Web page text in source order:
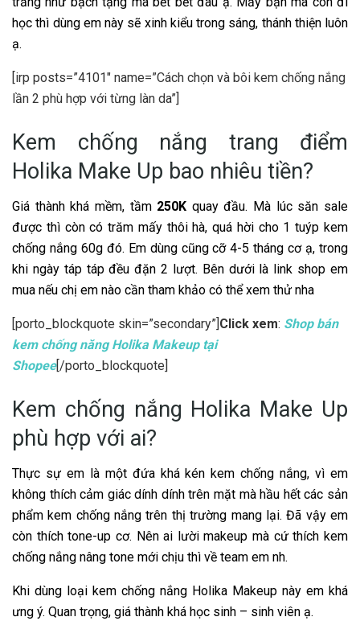
học thì dùng em này sẽ xinh kiểu trong sáng, thánh thiện luôn
ạ.
[irp posts=”4101″ name=”Cách chọn và bôi kem chống nắng
lần 2 phù hợp với từng làn da”]
Kem chống nắng trang điểm
Holika Make Up bao nhiêu tiền?
Giá thành khá mềm, tầm 250K quay đầu. Mà lúc săn sale
được thì còn có trăm mấy thôi hà, quá hời cho 1 tuýp kem
chống nắng 60g đó. Em dùng cũng cỡ 4-5 tháng cơ ạ, trong
khi ngày táp táp đều đặn 2 lượt. Bên dưới là link shop em
mua nếu chị em nào cần tham khảo có thể xem thử nha
[porto_blockquote skin=”secondary”]Click xem: Shop bán
kem chống năng Holika Makeup tại
Shopee[/porto_blockquote]
Kem chống nắng Holika Make Up
phù hợp với ai?
Thực sự em là một đứa khá kén kem chống nắng, vì em
không thích cảm giác dính dính trên mặt mà hầu hết các sản
phẩm kem chống nắng trên thị trường mang lại. Đã vậy em
còn thích tone-up cơ. Nên ai lười makeup mà cứ thích kem
chống nắng nâng tone mới chịu thì về team em nh.
Khi dùng loại kem chống nắng Holika Makeup này em khá
ưng ý. Quan trọng, giá thành khá học sinh – sinh viên ạ.